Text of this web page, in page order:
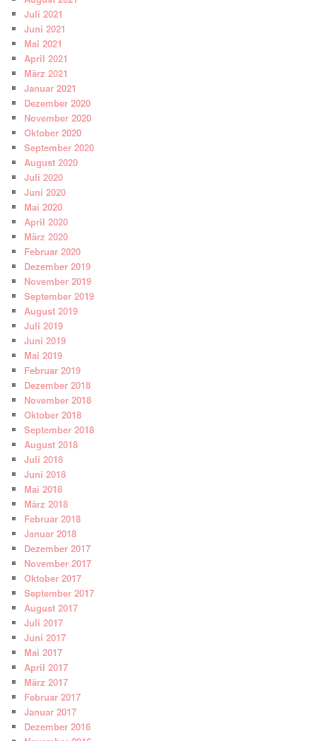
Juli 2021
Juni 2021
Mai 2021
April 2021
März 2021
Januar 2021
Dezember 2020
November 2020
Oktober 2020
September 2020
August 2020
Juli 2020
Juni 2020
Mai 2020
April 2020
März 2020
Februar 2020
Dezember 2019
November 2019
September 2019
August 2019
Juli 2019
Juni 2019
Mai 2019
Februar 2019
Dezember 2018
November 2018
Oktober 2018
September 2018
August 2018
Juli 2018
Juni 2018
Mai 2018
März 2018
Februar 2018
Januar 2018
Dezember 2017
November 2017
Oktober 2017
September 2017
August 2017
Juli 2017
Juni 2017
Mai 2017
April 2017
März 2017
Februar 2017
Januar 2017
Dezember 2016